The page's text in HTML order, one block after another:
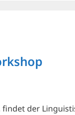
findet der